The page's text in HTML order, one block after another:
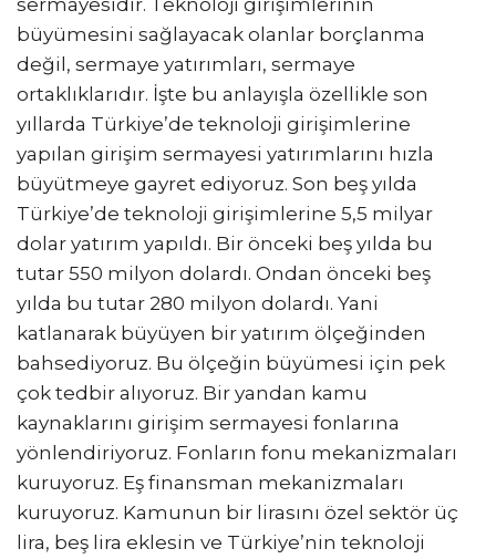
büyümesini sağlayacak olanlar borçlanma
değil, sermaye yatırımları, sermaye
ortaklıklarıdır. İşte bu anlayışla özellikle son
yıllarda Türkiye’de teknoloji girişimlerine
yapılan girişim sermayesi yatırımlarını hızla
büyütmeye gayret ediyoruz. Son beş yılda
Türkiye’de teknoloji girişimlerine 5,5 milyar
dolar yatırım yapıldı. Bir önceki beş yılda bu
tutar 550 milyon dolardı. Ondan önceki beş
yılda bu tutar 280 milyon dolardı. Yani
katlanarak büyüyen bir yatırım ölçeğinden
bahsediyoruz. Bu ölçeğin büyümesi için pek
çok tedbir alıyoruz. Bir yandan kamu
kaynaklarını girişim sermayesi fonlarına
yönlendiriyoruz. Fonların fonu mekanizmaları
kuruyoruz. Eş finansman mekanizmaları
kuruyoruz. Kamunun bir lirasını özel sektör üç
lira, beş lira eklesin ve Türkiye’nin teknoloji